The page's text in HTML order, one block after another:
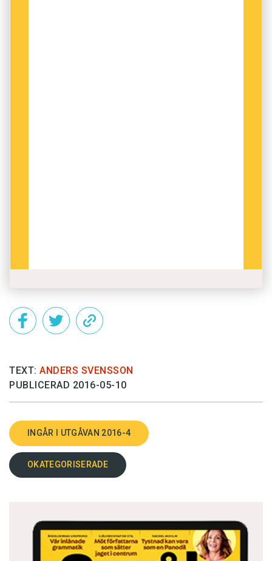
TEXT: ANDERS SVENSSON
PUBLICERAD 2016-05-10
INGÅR I UTGÅVAN 2016-4
OKATEGORISERADE